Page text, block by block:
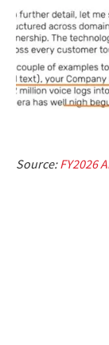
Source:FY2026